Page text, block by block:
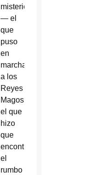
misterio
— el
que
puso
en
marcha
a los
Reyes
Magos,
el que
hizo
que
encontraran
el
rumbo